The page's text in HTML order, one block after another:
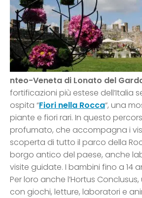
nteo-Veneta di Lonato del
fortificazioni più estese dell’Italia
ospita “Fiori nella Rocca“, una
piante e fiori rari. In questo
profumato, che accompagna i
scoperta di tutto il parco della
borgo antico del paese, anche
visite guidate. I bambini fino a 14
Per loro anche l’Hortus
con giochi, letture, laboratori e